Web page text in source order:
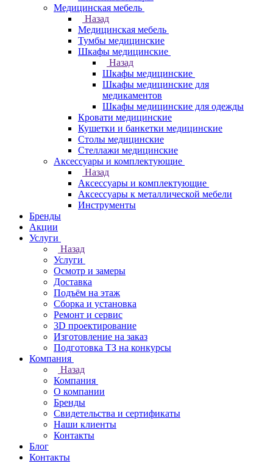
Медицинская мебель
Назад
Медицинская мебель
Тумбы медицинские
Шкафы медицинские
Назад
Шкафы медицинские
Шкафы медицинские для
медикаментов
Шкафы медицинские для одежды
Кровати медицинские
Кушетки и банкетки медицинские
Столы медицинские
Стеллажи медицинские
Аксессуары и комплектующие
Назад
Аксессуары и комплектующие
Аксессуары к металлической мебели
Инструменты
Бренды
Акции
Услуги
Назад
Услуги
Осмотр и замеры
Доставка
Подъём на этаж
Сборка и установка
Ремонт и сервис
3D проектирование
Изготовление на заказ
Подготовка ТЗ на конкурсы
Компания
Назад
Компания
О компании
Бренды
Свидетельства и сертификаты
Наши клиенты
Контакты
Блог
Контакты